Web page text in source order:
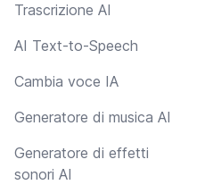
Trascrizione AI
AI Text-to-Speech
Cambia voce IA
Generatore di musica AI
Generatore di effetti
sonori AI